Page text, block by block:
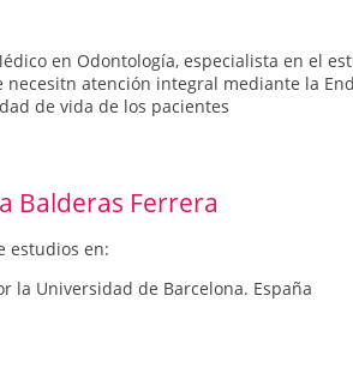
en Odontología, especialista en el
necesitn atención integral mediante la
de vida de los pacientes
Balderas Ferrera
estudios en:
la Universidad de Barcelona. España